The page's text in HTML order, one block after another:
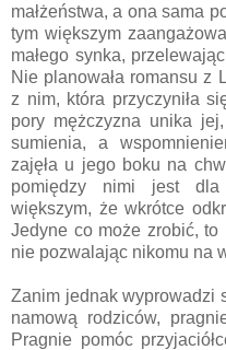
małżeństwa, a ona sama
tym większym
małego synka,
Nie planowała romansu z
z nim, która przyczyniła
pory mężczyzna unika
sumienia, a
zajęła u jego boku na
pomiędzy nimi jest
większym, że wkrótce
Jedyne co może zrobić,
nie pozwalając nikomu na
Zanim jednak wyprowadzi
namową rodziców,
Pragnie pomóc